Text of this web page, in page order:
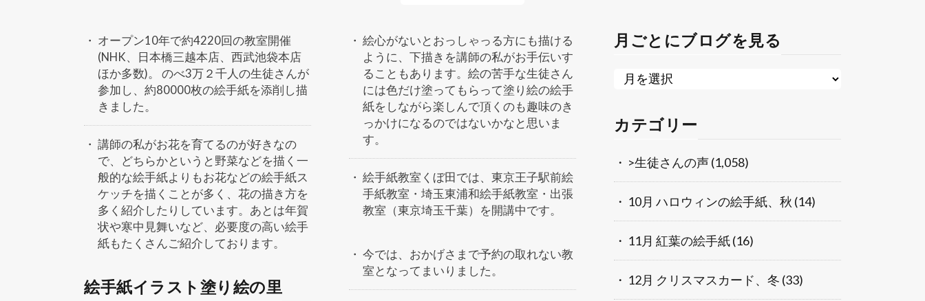
オープン10年で約4220回の教室開催
(NHK、日本橋三越本店、西武池袋本店
ほか多数)。 のべ3万２千人の生徒さんが
参加し、約80000枚の絵手紙を添削し描
きました。
講師の私がお花を育てるのが好きなの
で、どちらかというと野菜などを描く一
般的な絵手紙よりもお花などの絵手紙ス
ケッチを描くことが多く、花の描き方を
多く紹介したりしています。あとは年賀
状や寒中見舞いなど、必要度の高い絵手
紙もたくさんご紹介しております。
絵手紙イラスト塗り絵の里
絵心がないとおっしゃっる方にも描ける
ように、下描きを講師の私がお手伝いす
ることもあります。絵の苦手な生徒さん
には色だけ塗ってもらって塗り絵の絵手
紙をしながら楽しんで頂くのも趣味のき
っかけになるのではないかなと思いま
す。
絵手紙教室くぼ田では、東京王子駅前絵
手紙教室・埼玉東浦和絵手紙教室・出張
教室（東京埼玉千葉）を開講中です。
今では、おかげさまで予約の取れない教
室となってまいりました。
月ごとにブログを見る
カテゴリー
>生徒さんの声(1,058)
10月 ハロウィンの絵手紙、秋 (14)
11月 紅葉の絵手紙(16)
12月 クリスマスカード、冬 (33)